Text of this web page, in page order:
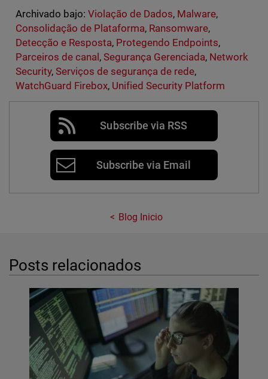
Archivado bajo: Violação de Dados, Malware,
Consolidação de Plataforma, Ransomware,
Detecção e Resposta, Protegendo Endpoints,
Parceiros de canal , Segurança Gerenciada, Network
Security, Serviços de segurança de rede,
WatchGuard Firebox, Unified Security Platform
Subscribe via RSS
Subscribe via Email
Blog Inicio
Posts relacionados